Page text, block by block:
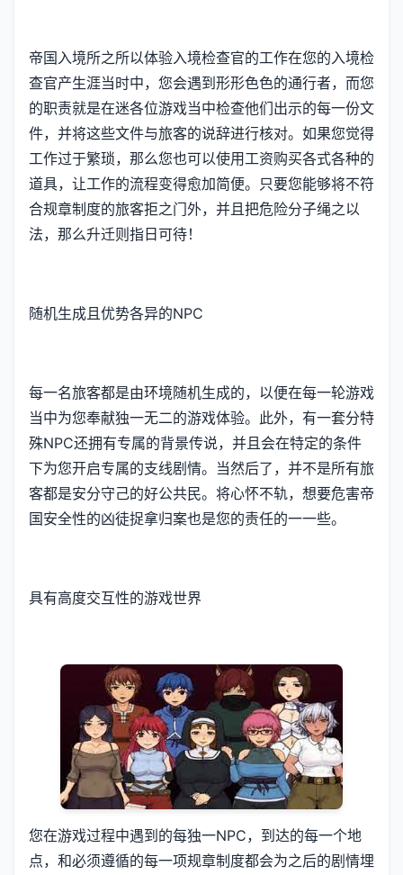
帝国入境所之所以体验入境检查官的工作在您的入境检
查官产生涯当时中，您会遇到形形色色的通行者，而您
的职责就是在迷各位游戏当中检查他们出示的每一份文
件，并将这些文件与旅客的说辞进行核对。如果您觉得
工作过于繁琐，那么您也可以使用工资购买各式各种的
道具，让工作的流程变得愈加简便。只要您能够将不符
合规章制度的旅客拒之门外，并且把危险分子绳之以
法，那么升迁则指日可待！
随机生成且优势各异的NPC
每一名旅客都是由环境随机生成的，以便在每一轮游戏
当中为您奉献独一无二的游戏体验。此外，有一套分特
殊NPC还拥有专属的背景传说，并且会在特定的条件
下为您开启专属的支线剧情。当然后了，并不是所有旅
客都是安分守己的好公共民。将心怀不轨，想要危害帝
国安全性的凶徒捉拿归案也是您的责任的一一些。
具有高度交互性的游戏世界
您在游戏过程中遇到的每独一NPC，到达的每一个地
点，和必须遵循的每一项规章制度都会为之后的剧情埋